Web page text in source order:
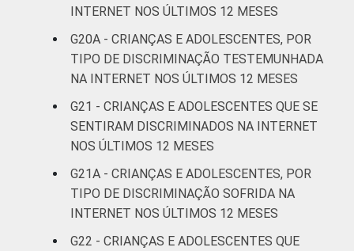
Estudos para o Desenvolvimento da
Sociedade da Informação (Cetic.br),
Pesquisa sobre o uso da Internet por
crianças e adolescentes no Brasil – TIC Kids
Online Brasil 2022.
INTERNET NOS ÚLTIMOS 12 MESES
G20A - CRIANÇAS E ADOLESCENTES, POR
TIPO DE DISCRIMINAÇÃO TESTEMUNHADA
NA INTERNET NOS ÚLTIMOS 12 MESES
G21 - CRIANÇAS E ADOLESCENTES QUE SE
SENTIRAM DISCRIMINADOS NA INTERNET
NOS ÚLTIMOS 12 MESES
G21A - CRIANÇAS E ADOLESCENTES, POR
TIPO DE DISCRIMINAÇÃO SOFRIDA NA
INTERNET NOS ÚLTIMOS 12 MESES
G22 - CRIANÇAS E ADOLESCENTES QUE